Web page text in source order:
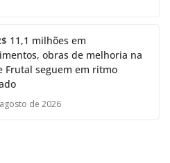
11,1 milhões em
obras de melhoria na
Frutal seguem em ritmo
de 2026